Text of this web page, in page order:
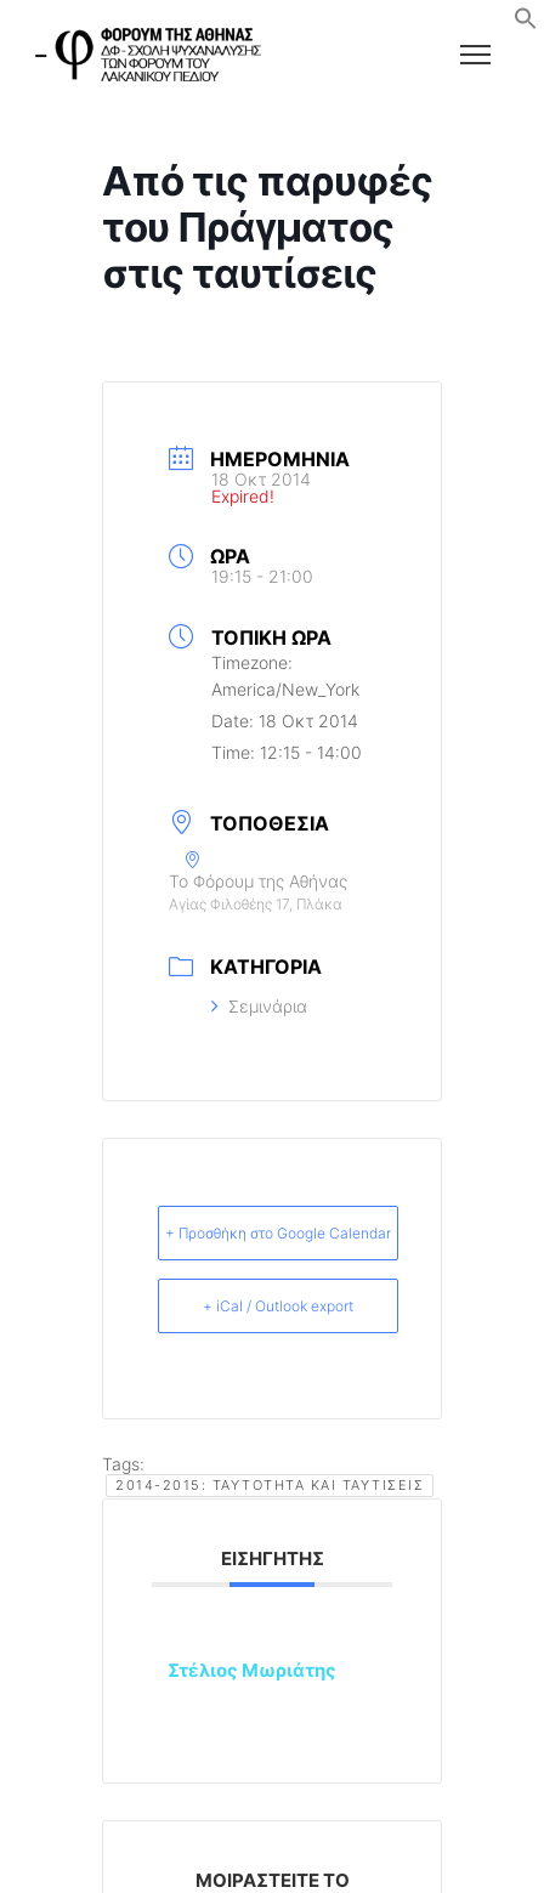
Από τις παρυφές
του Πράγματος
στις ταυτίσεις
ΗΜΕΡΟΜΗΝΊΑ
18 Οκτ 2014
Expired!
ΏΡΑ
19:15 - 21:00
ΤΟΠΙΚΉ ΏΡΑ
Timezone:
America/New_York
Date: 18 Οκτ 2014
Time: 12:15 - 14:00
ΤΟΠΟΘΕΣΊΑ
Το Φόρουμ της Αθήνας
Αγίας Φιλοθέης 17, Πλάκα
ΚΑΤΗΓΟΡΊΑ
Σεμινάρια
+ Προσθήκη στο Google Calendar
+ iCal / Outlook export
Tags:
2014-2015: ΤΑΥΤΌΤΗΤΑ ΚΑΙ ΤΑΥΤΊΣΕΙΣ
ΕΙΣΗΓΗΤΉΣ
Στέλιος Μωριάτης
ΜΟΙΡΑΣΤΕΊΤΕ ΤΟ